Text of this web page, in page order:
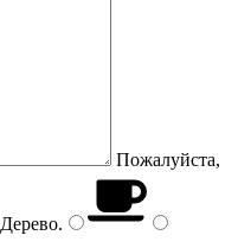
Пожалуйста,
Дерево.